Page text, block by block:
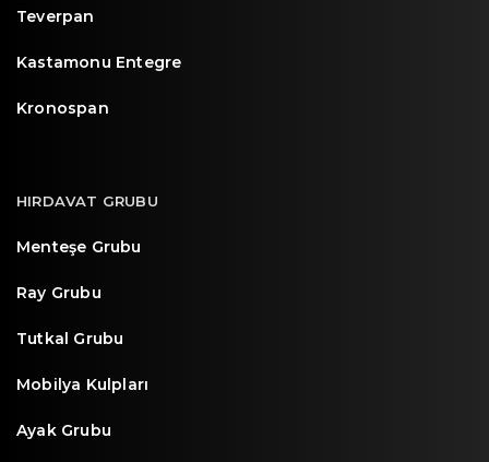
Teverpan
Kastamonu Entegre
Kronospan
HIRDAVAT GRUBU
Menteşe Grubu
Ray Grubu
Tutkal Grubu
Mobilya Kulpları
Ayak Grubu